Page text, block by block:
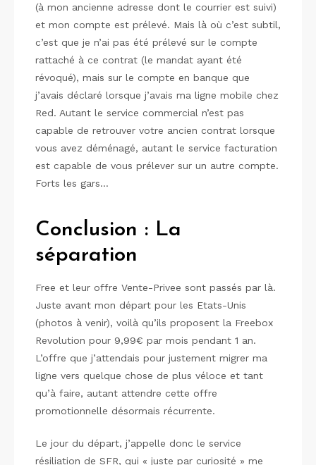
(à mon ancienne adresse dont le courrier est suivi)
et mon compte est prélevé. Mais là où c’est subtil,
c’est que je n’ai pas été prélevé sur le compte
rattaché à ce contrat (le mandat ayant été
révoqué), mais sur le compte en banque que
j’avais déclaré lorsque j’avais ma ligne mobile chez
Red. Autant le service commercial n’est pas
capable de retrouver votre ancien contrat lorsque
vous avez déménagé, autant le service facturation
est capable de vous prélever sur un autre compte.
Forts les gars…
Conclusion : La
séparation
Free et leur offre Vente-Privee sont passés par là.
Juste avant mon départ pour les Etats-Unis
(photos à venir), voilà qu’ils proposent la Freebox
Revolution pour 9,99€ par mois pendant 1 an.
L’offre que j’attendais pour justement migrer ma
ligne vers quelque chose de plus véloce et tant
qu’à faire, autant attendre cette offre
promotionnelle désormais récurrente.
Le jour du départ, j’appelle donc le service
résiliation de SFR, qui « juste par curiosité » me